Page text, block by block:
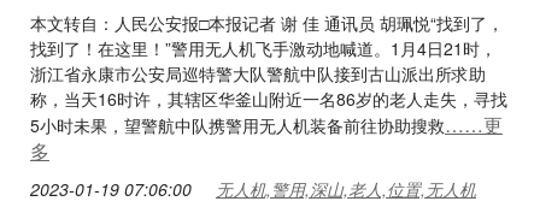
本文转自：人民公安报□本报记者 谢 佳 通讯员 胡珮悦“找到了，
找到了！在这里！”警用无人机飞手激动地喊道。1月4日21时，
浙江省永康市公安局巡特警大队警航中队接到古山派出所求助
称，当天16时许，其辖区华釜山附近一名86岁的老人走失，寻找
5小时未果，望警航中队携警用无人机装备前往协助搜救……更
多
2023-01-19 07:06:00 无人机,警用,深山,老人,位置,无人机